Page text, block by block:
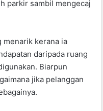
parkir sambil mengecaj
menarik kerana ia
daripada ruang
Biarpun
jika pelanggan